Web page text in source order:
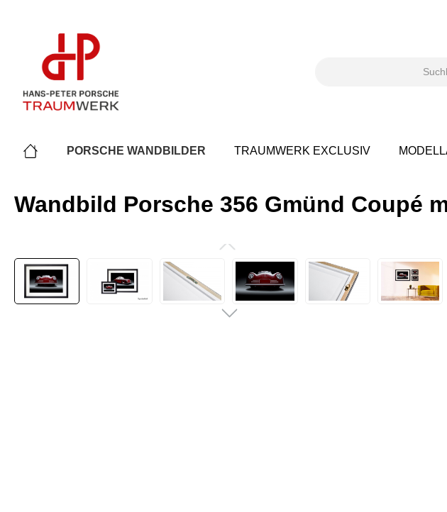
PORSCHE WANDBILDER TRAUMWERK EXCLUSIV
Wandbild Porsche 356 Gmünd Coupé
Bildergalerie überspringen